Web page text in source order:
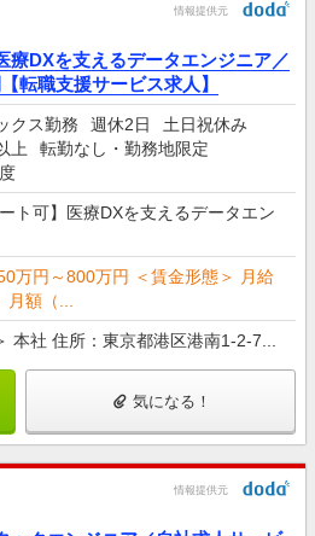
情報提供元
療DXを支えるデータエンジニア／
転職支援サービス求人】
クス勤務 週休2日
土日祝休み
上
転勤なし・勤務地限定
ト可】医療DXを支えるデータエン
万円～800万円 ＜賃金形態＞ 月給
額（...
本社 住所：東京都港区港南1-2-7...
気になる！
情報提供元